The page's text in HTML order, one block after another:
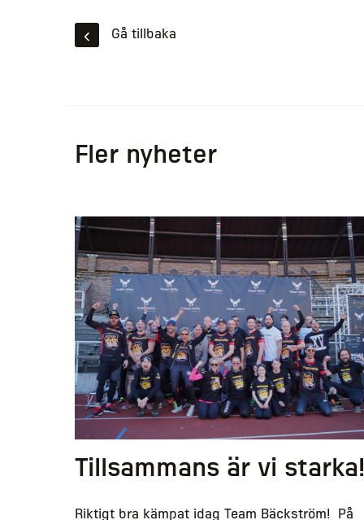
Gå tillbaka
Fler nyheter
Tillsammans är vi starka!
Riktigt bra kämpat idag Team Bäckström! På